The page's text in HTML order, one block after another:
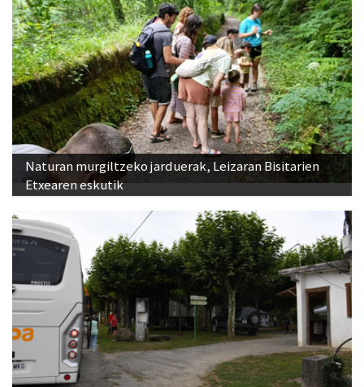
Naturan murgiltzeko jarduerak, Leizaran Bisitarien
Etxearen eskutik